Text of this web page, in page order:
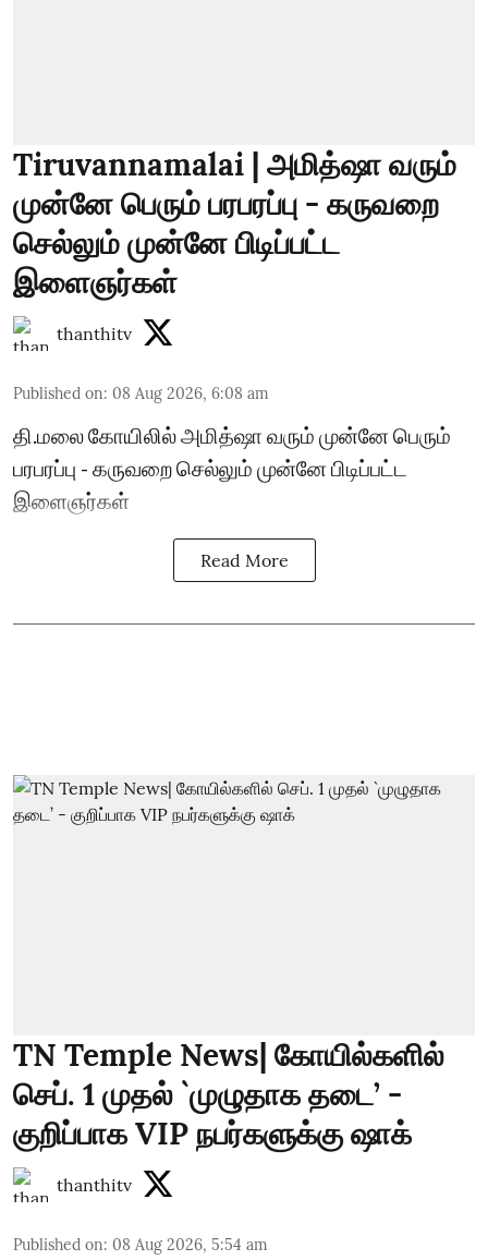
Tiruvannamalai | அமித்ஷா வரும்
முன்னே பெரும் பரபரப்பு - கருவறை
செல்லும் முன்னே பிடிப்பட்ட
இளைஞர்கள்
thanthitv
Published on: 08 Aug 2026, 6:08 am
தி.மலை கோயிலில் அமித்ஷா வரும் முன்னே பெரும்
பரபரப்பு - கருவறை செல்லும் முன்னே பிடிப்பட்ட
இளைஞர்கள்
Read More
TN Temple News| கோயில்களில்
செப். 1 முதல் `முழுதாக தடை’ -
குறிப்பாக VIP நபர்களுக்கு ஷாக்
thanthitv
Published on: 08 Aug 2026, 5:54 am